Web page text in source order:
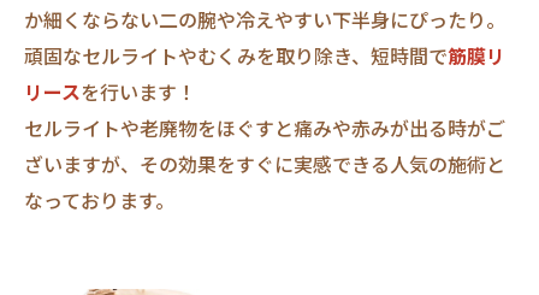
か細くならない二の腕や冷えやすい下半身にぴったり。
頑固なセルライトやむくみを取り除き、短時間で筋膜リ
リースを行います！
セルライトや老廃物をほぐすと痛みや赤みが出る時がご
ざいますが、その効果をすぐに実感できる人気の施術と
なっております。